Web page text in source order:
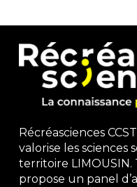
Récréasciences
valorise les sciences
territoire LIMOUSIN.
propose un panel